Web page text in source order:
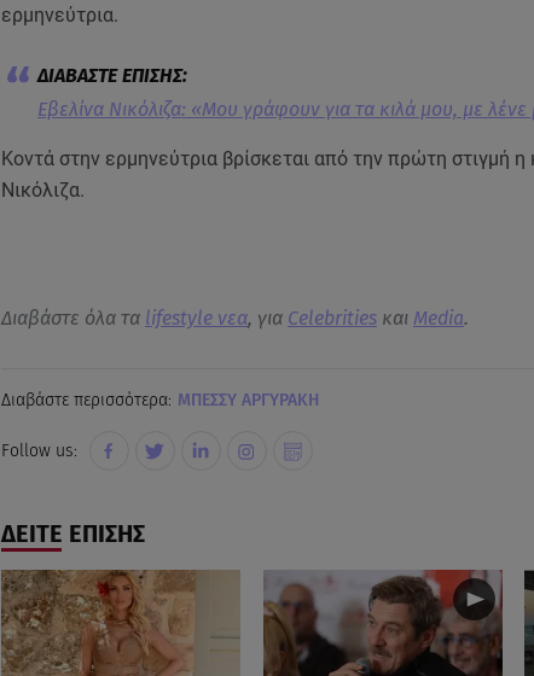
ερμηνεύτρια.
Εβελίνα Νικόλιζα: «Μου γράφουν για τα κιλά μου, με
Κοντά στην ερμηνεύτρια βρίσκεται από την πρώτη στιγμή η
Νικόλιζα.
Διαβάστε όλα τα lifestyle νεα, για Celebritiesκαι Media.
Διαβάστε περισσότερα: ΜΠΕΣΣΥ ΑΡΓΥΡΑΚΗ
Follow us:
ΔΕΙΤΕ ΕΠΙΣΗΣ